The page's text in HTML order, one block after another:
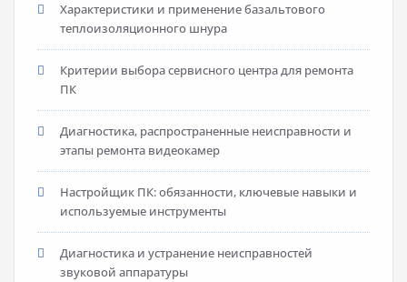
Характеристики и применение базальтового
теплоизоляционного шнура
Критерии выбора сервисного центра для ремонта
ПК
Диагностика, распространенные неисправности и
этапы ремонта видеокамер
Настройщик ПК: обязанности, ключевые навыки и
используемые инструменты
Диагностика и устранение неисправностей
звуковой аппаратуры